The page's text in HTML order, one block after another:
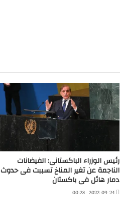
رئيس الوزراء الباكستانى: الفيضانات
الناجمة عن تغير المناخ تسببت فى حدوث
دمار هائل فى باكستان
2022-09-24 - 00:23